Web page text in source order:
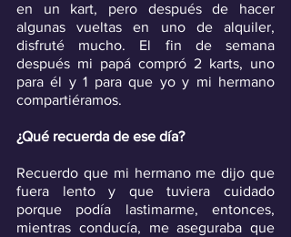
en un kart, pero después de hacer
algunas vueltas en uno de alquiler,
disfruté mucho. El fin de semana
después mi papá compró 2 karts, uno
para él y 1 para que yo y mi hermano
compartiéramos.
¿Qué recuerda de ese día?
Recuerdo que mi hermano me dijo que
fuera lento y que tuviera cuidado
porque podía lastimarme, entonces,
mientras conducía, me aseguraba que